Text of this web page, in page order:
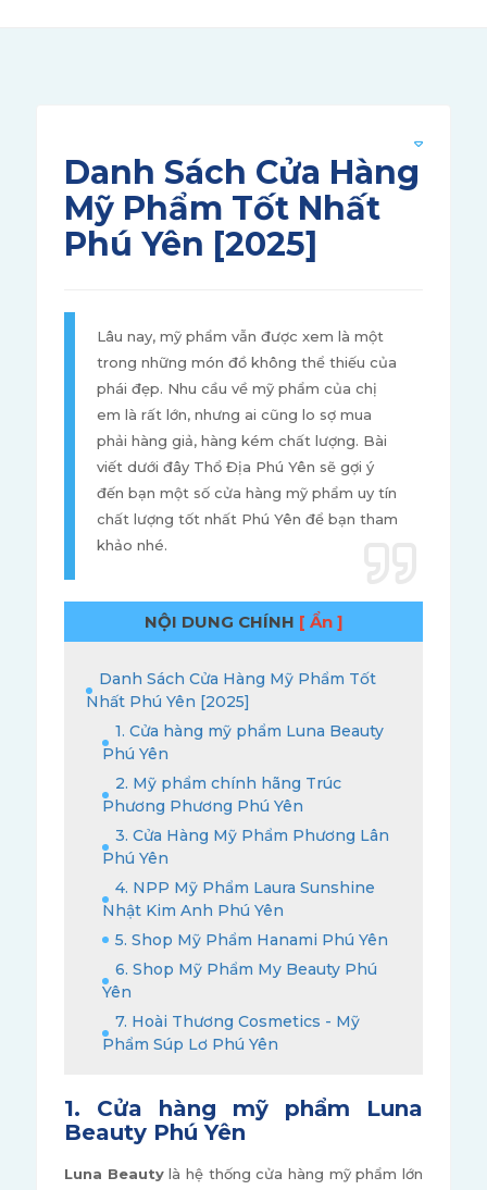
Danh Sách Cửa Hàng
Mỹ Phẩm Tốt Nhất
Phú Yên [2025]
Lâu nay, mỹ phẩm vẫn được xem là một
trong những món đồ không thể thiếu của
phái đẹp. Nhu cầu về mỹ phẩm của chị
em là rất lớn, nhưng ai cũng lo sợ mua
phải hàng giả, hàng kém chất lượng. Bài
viết dưới đây Thổ Địa Phú Yên sẽ gợi ý
đến bạn một số cửa hàng mỹ phẩm uy tín
chất lượng tốt nhất Phú Yên để bạn tham
khảo nhé.
NỘI DUNG CHÍNH [ Ẩn ]
Danh Sách Cửa Hàng Mỹ Phẩm Tốt
Nhất Phú Yên [2025]
1. Cửa hàng mỹ phẩm Luna Beauty
Phú Yên
2. Mỹ phẩm chính hãng Trúc
Phương Phương Phú Yên
3. Cửa Hàng Mỹ Phẩm Phương Lân
Phú Yên
4. NPP Mỹ Phẩm Laura Sunshine
Nhật Kim Anh Phú Yên
5. Shop Mỹ Phẩm Hanami Phú Yên
6. Shop Mỹ Phẩm My Beauty Phú
Yên
7. Hoài Thương Cosmetics - Mỹ
Phẩm Súp Lơ Phú Yên
1. Cửa hàng mỹ phẩm Luna
Beauty Phú Yên
Luna Beautylà hệ thống cửa hàng mỹ phẩm lớn